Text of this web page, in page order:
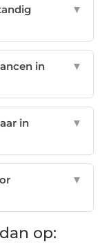
▼
in
▼
in
▼
▼
op: